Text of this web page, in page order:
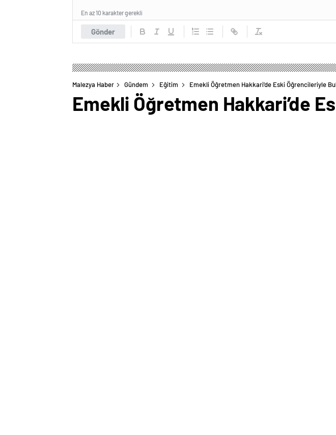
Gönder
En az 10 karakter gerekli
Malezya Haber Gündem Eğitim Emekli Öğretmen Hakkari’de Eski Öğrencileriyle
Emekli Öğretmen Hakkari’de